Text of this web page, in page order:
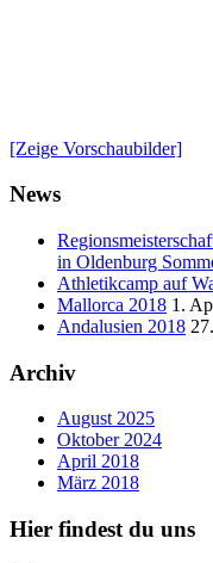
[Zeige Vorschaubilder]
News
in Oldenburg
Athletikcamp auf
Mallorca 2018 1.
Andalusien 2018
Archiv
August 2025
Oktober 2024
April 2018
März 2018
Hier findest du uns